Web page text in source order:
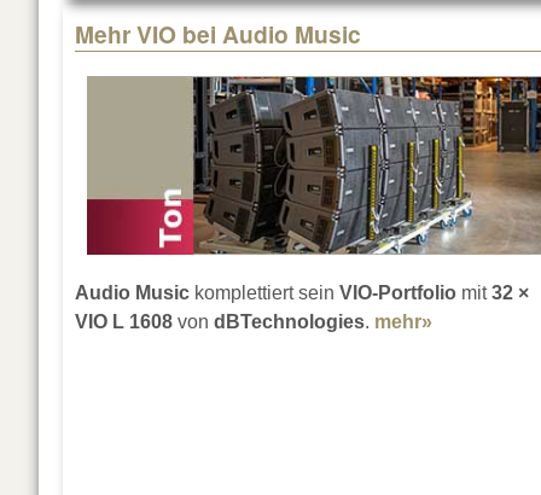
Mehr VIO bei Audio Music
Audio Music komplettiert sein VIO-Portfolio mit32 ×
VIO L 1608 von dBTechnologies. mehr» about